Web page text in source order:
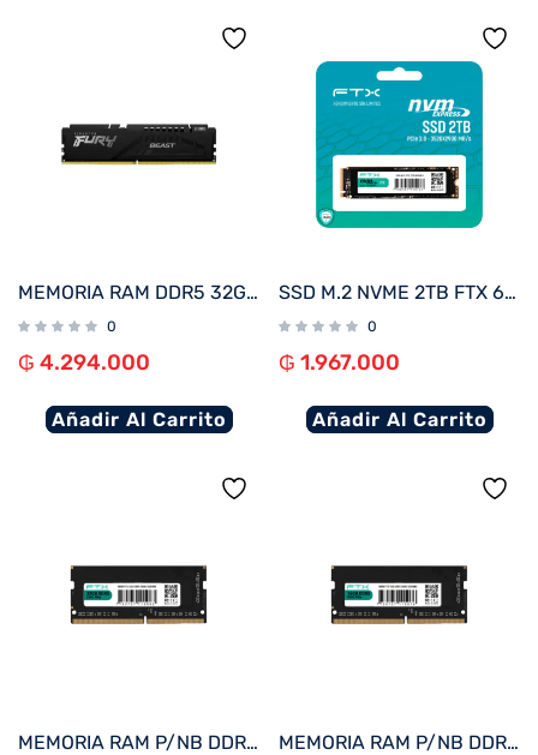
MEMORIA RAM DDR5 32GB 6000 KINGSTON FURY BEAST BK KF560C36BBE-32
0
₲ 4.294.000
Añadir Al Carrito
SSD M.2 NVME 2TB FTX 6000/5000 115168 PCIE 4.0
0
₲ 1.967.000
Añadir Al Carrito
MEMORIA RAM P/NB DDR5 32GB 5600 FTX 115083 MEMORIA RAM P/NB DDR5 16GB 5600 FTX 115076